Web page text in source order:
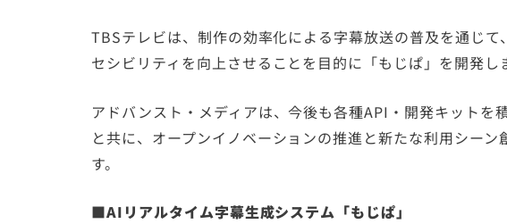
TBSテレビは、制作の効率化による字幕放送の普及を通じ
セシビリティを向上させることを目的に「もじぱ」を開発し
アドバンスト・メディアは、今後も各種API・開発キットを
と共に、オープンイノベーションの推進と新たな利用シー
す。
■AIリアルタイム字幕生成システム「もじぱ」